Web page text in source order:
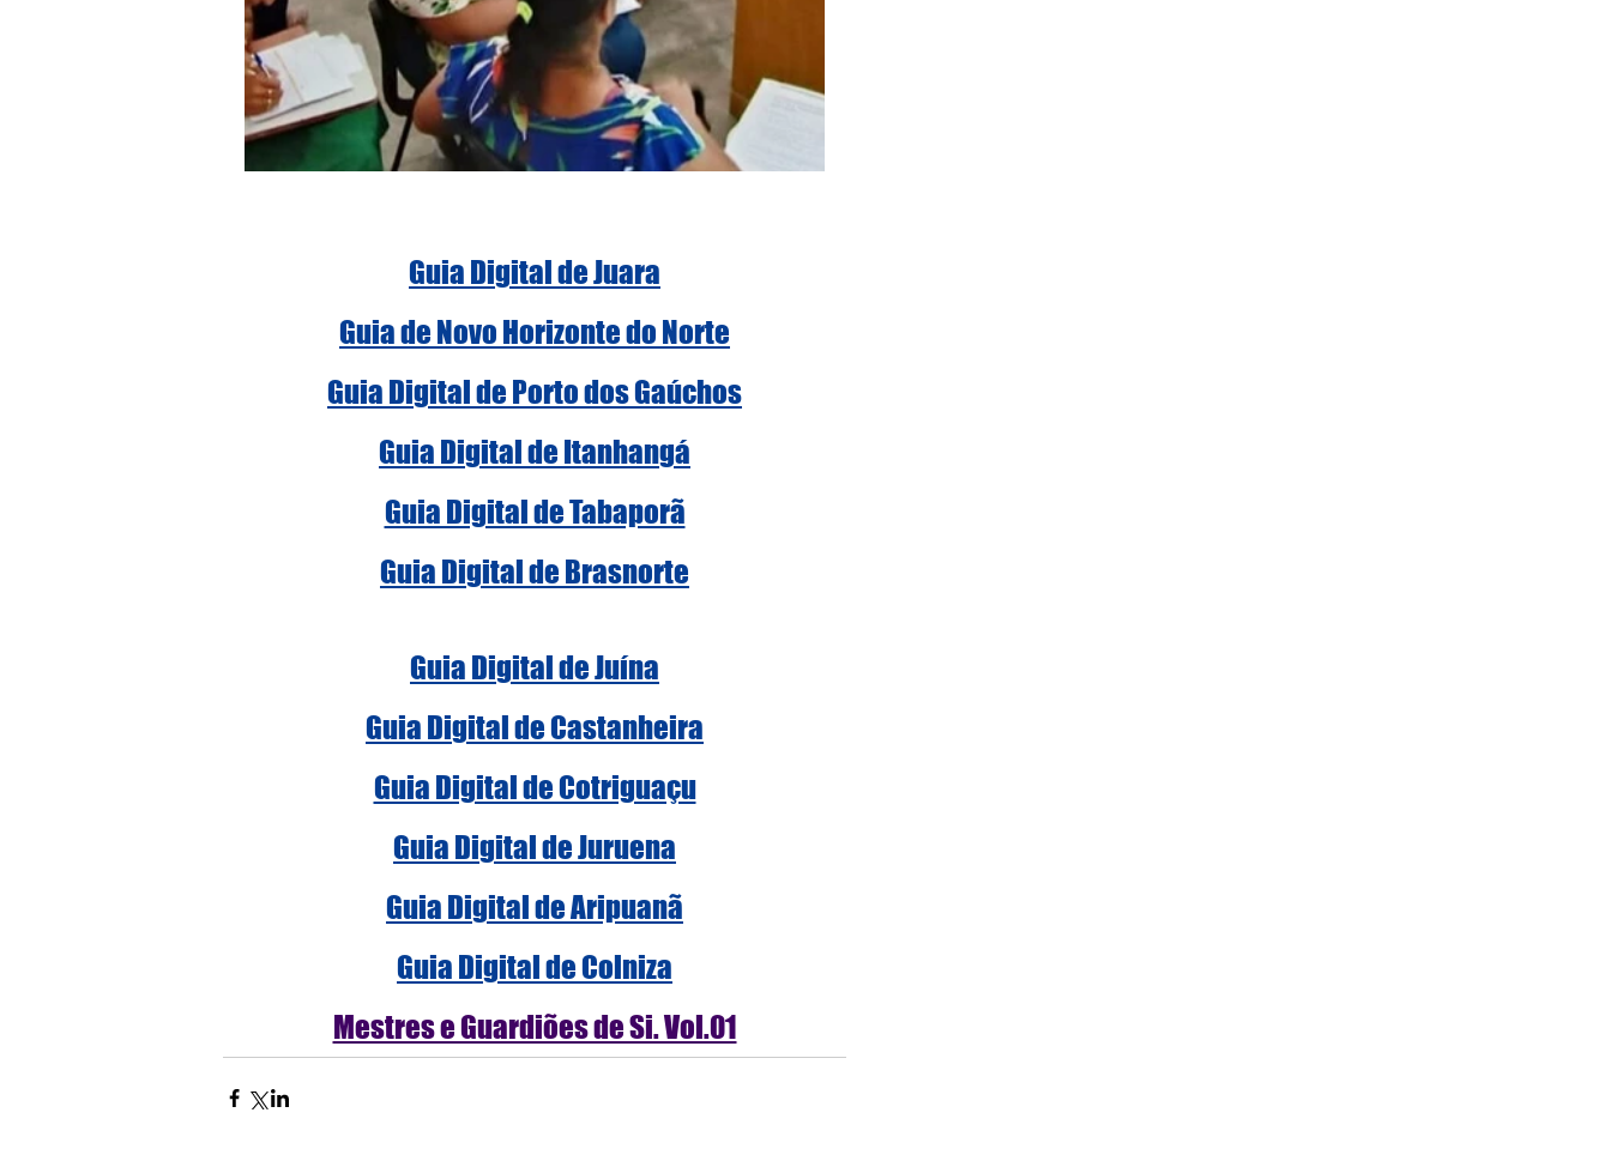
Guia Digital de Juara
Guia de Novo Horizonte do Norte
Guia Digital de Porto dos Gaúchos
Guia Digital de Itanhangá
Guia Digital de Tabaporã
Guia Digital de Brasnorte
Guia Digital de Juína
Guia Digital de Castanheira
Guia Digital de Cotriguaçu
Guia Digital de Juruena
Guia Digital de Aripuanã
Guia Digital de Colniza
Mestres e Guardiões de Si. Vol.01